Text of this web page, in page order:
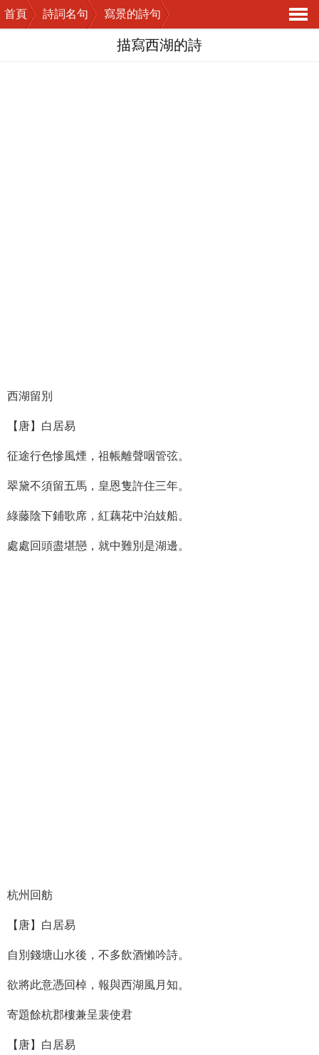
首頁 詩詞名句
寫景的詩句
導
描寫西湖的詩
西湖留別
【唐】白居易
征途行色慘風煙，祖帳離聲咽管弦。
翠黛不須留五馬，皇恩隻許住三年。
綠藤陰下鋪歌席，紅藕花中泊妓船。
處處回頭盡堪戀，就中難別是湖邊。
杭州回舫
【唐】白居易
自別錢塘山水後，不多飲酒懶吟詩。
欲將此意憑回棹，報與西湖風月知。
寄題餘杭郡樓兼呈裴使君
【唐】白居易